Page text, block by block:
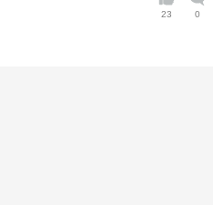
23 0